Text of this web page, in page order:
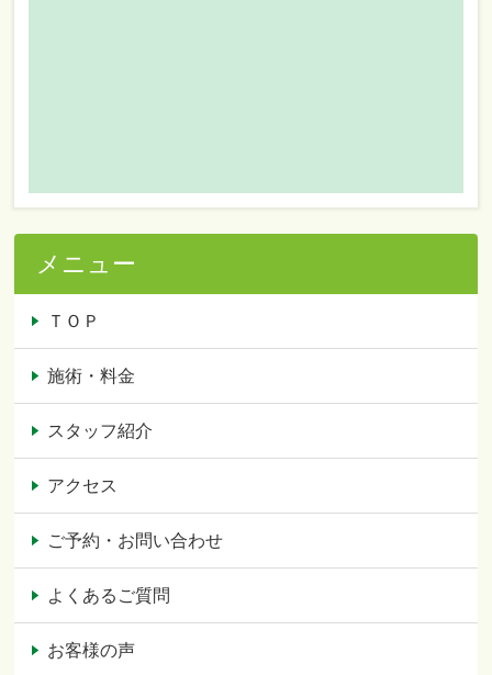
メニュー
ＴＯＰ
施術・料金
スタッフ紹介
アクセス
ご予約・お問い合わせ
よくあるご質問
お客様の声